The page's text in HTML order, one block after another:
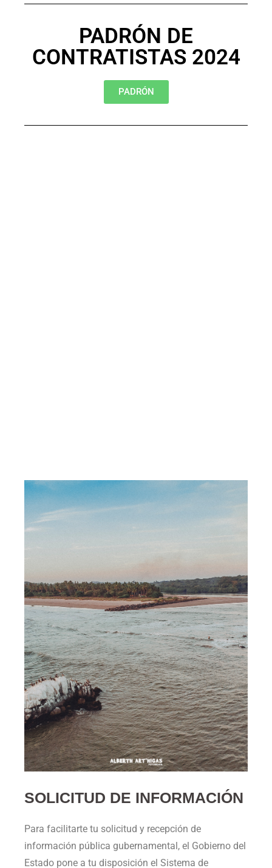
PADRÓN DE
CONTRATISTAS 2024
PADRÓN
SOLICITUD DE INFORMACIÓN
Para facilitarte tu solicitud y recepción de
información pública gubernamental, el Gobierno del
Estado pone a tu disposición el Sistema de